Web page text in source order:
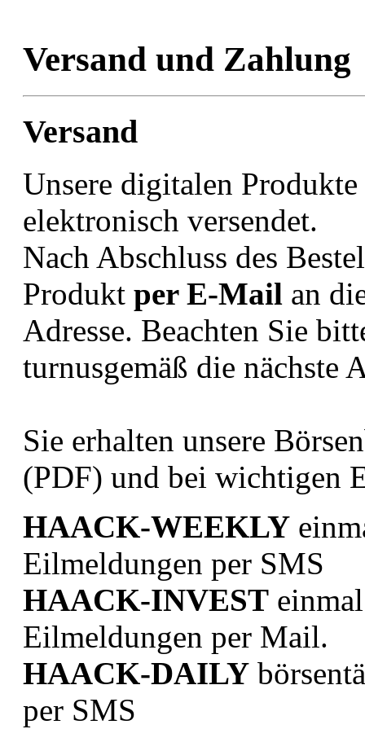
Versand und Zahlung
Versand
Unsere digitalen
elektronisch versendet.
Nach Abschluss des
Produkt per E-Mail an
Adresse. Beachten Sie
turnusgemäß die nächste
Sie erhalten unsere
(PDF) und bei wichtigen
HAACK-WEEKLY
Eilmeldungen per SMS
HAACK-INVEST
Eilmeldungen per Mail.
HAACK-DAILY
per SMS